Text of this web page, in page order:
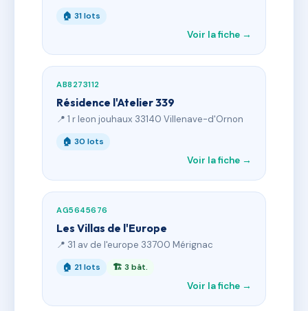
🏠 31 lots
Voir la fiche →
AB8273112
Résidence l'Atelier 339
📍 1 r leon jouhaux 33140 Villenave-d'Ornon
🏠 30 lots
Voir la fiche →
AG5645676
Les Villas de l'Europe
📍 31 av de l'europe 33700 Mérignac
🏠 21 lots 🏗 3 bât.
Voir la fiche →